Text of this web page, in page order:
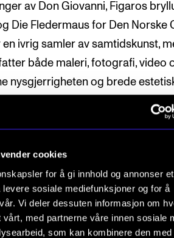
cookies
for å gi innhold og annonser et
sosiale mediefunksjoner og for å
Vi deler dessuten informasjon om
med partnerne våre innen sosiale
som kan kombinere den med
av Don Giovanni, Figaros
Die Fledermaus for Den Norske
ivrig samler av samtidskunst,
både maleri, fotografi, video
nysgjerrigheten og brede
i sitt musikalske arbeid, og
med kunstneren Alexander
filharmoniske orkester og
forkjemper for norsk
diskografi inkluderer verker av